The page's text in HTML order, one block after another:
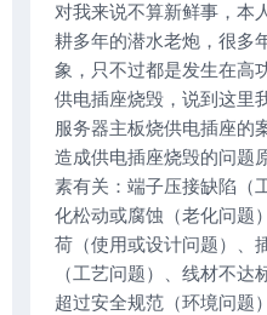
对我来说不算新鲜事，本
耕多年的潜水老炮，很多
象，只不过都是发生在高
供电插座烧毁，说到这里
服务器主板烧供电插座的
造成供电插座烧毁的问题
素有关：端子压接缺陷（
化松动或腐蚀（老化问题
荷（使用或设计问题）、
（工艺问题）、线材不
超过安全规范（环境问题）